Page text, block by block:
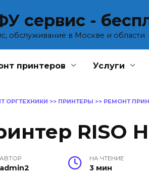
сервис -
обслуживание в Москве и области
принтеров Услуги
ОРГТЕХНИКИ >> ПРИНТЕРЫ >> РЕМОНТ
RISO
АВТОР
admin2
НА ЧТЕНИЕ
3 мин